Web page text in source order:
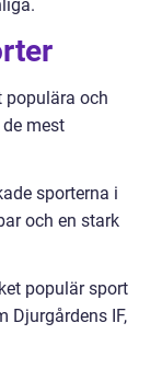
populära och
mest
sporterna i
och en stark
populär sport
Djurgårdens IF,